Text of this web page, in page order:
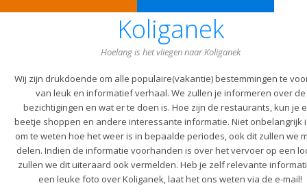
Koliganek
Hoelang is het vliegen naar Koliganek
Wij zijn drukdoende om alle populaire(vakantie) bestemmingen te
van leuk en informatief verhaal. We zullen je informeren over de
bezichtigingen en wat er te doen is. Hoe zijn de restaurants, kun je
beetje shoppen en andere interessante informatie. Niet onbelangrijk
om te weten hoe het weer is in bepaalde periodes, ook dit zullen we
delen. Indien de informatie voorhanden is over het vervoer op een
zullen we dit uiteraard ook vermelden. Heb je zelf relevante
een leuke foto over Koliganek, laat het ons weten via de e-mail!